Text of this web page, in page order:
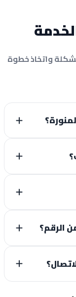
واتخاذ خطوة